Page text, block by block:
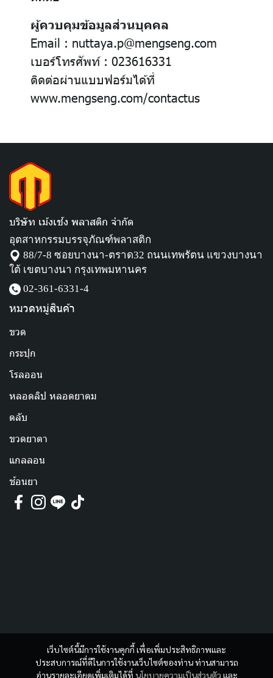
ผู้ควบคุมข้อมูลส่วนบุคคล
Email : nuttaya.p@mengseng.com
เบอร์โทรศัพท์ : 023616331
ติดต่อผ่านแบบฟอร์มได้ที่
www.mengseng.com/contactus
เว็บไซต์นี้มีการใช้งานคุกกี้ เพื่อเพิ่มประสิทธิภาพและ
ประสบการณ์ที่ดีในการใช้งานเว็บไซต์ของท่าน ท่านสามารถ
อ่านรายละเอียดเพิ่มเติมได้ที่ นโยบายความเป็นส่วนตัว และ
บริษัท เม้งเช้ง พลาสติก จำกัด
อุตสาหกรรมบรรจุภัณฑ์พลาสติก
88/7-8 ซอยบางนา-ตราด32 ถนนเทพรัตน แขวงบางนา
ใต้ เขตบางนา กรุงเทพมหานคร
02-361-6331-4
หมวดหมู่สินค้า
ขวด
กระปุก
โรลออน
หลอดลิป หลอดยาดม
ตลับ
ขวดยาตา
แกลลอน
ช้อนยา